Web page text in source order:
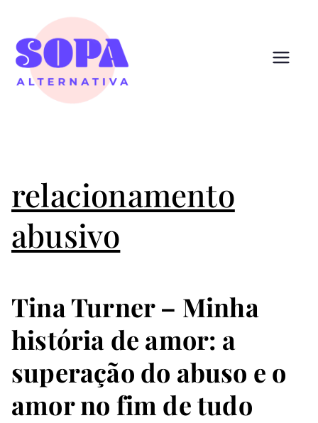
conteúdo
relacionamento
abusivo
Tina Turner – Minha
história de amor: a
superação do abuso e o
amor no fim de tudo